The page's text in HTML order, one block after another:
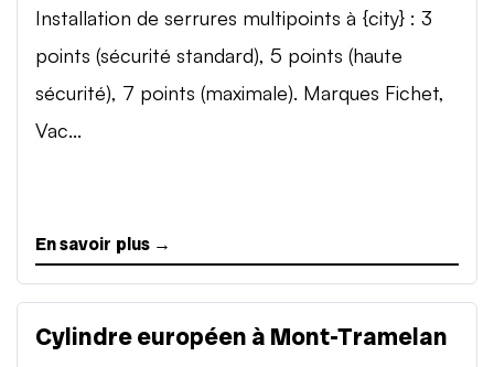
Installation de serrures multipoints à {city} : 3
points (sécurité standard), 5 points (haute
sécurité), 7 points (maximale). Marques Fichet,
Vac...
En savoir plus →
Cylindre européen à Mont-Tramelan